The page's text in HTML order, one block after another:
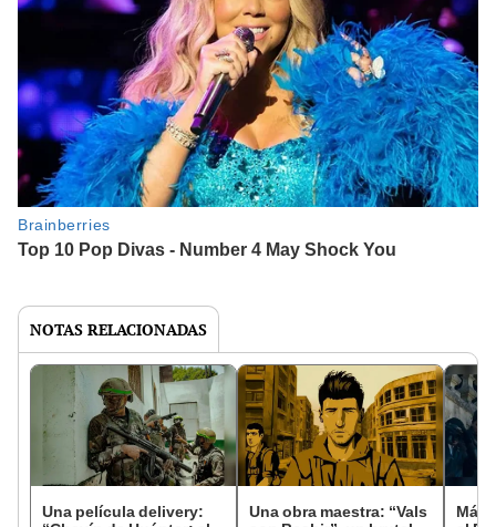
NOTAS RELACIONADAS
Una película delivery:
Una obra maestra: “Vals
Más